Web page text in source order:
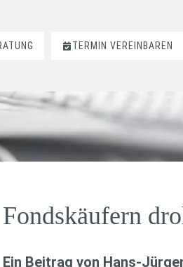
TERMIN VEREINBAREN
Fondskäufern
Ein Beitrag von Hans-